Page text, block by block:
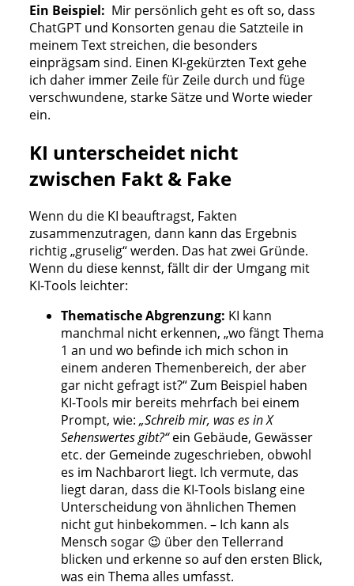
Ein Beispiel: Mir persönlich geht es oft so, dass
ChatGPT und Konsorten genau die Satzteile in
meinem Text streichen, die besonders
einprägsam sind. Einen KI-gekürzten Text gehe
ich daher immer Zeile für Zeile durch und füge
verschwundene, starke Sätze und Worte wieder
ein.
KI unterscheidet nicht
zwischen Fakt & Fake
Wenn du die KI beauftragst, Fakten
zusammenzutragen, dann kann das Ergebnis
richtig „gruselig“ werden. Das hat zwei Gründe.
Wenn du diese kennst, fällt dir der Umgang mit
KI-Tools leichter:
Thematische Abgrenzung: KI kann
manchmal nicht erkennen, „wo fängt Thema
1 an und wo befinde ich mich schon in
einem anderen Themenbereich, der aber
gar nicht gefragt ist?“ Zum Beispiel haben
KI-Tools mir bereits mehrfach bei einem
Prompt, wie: „Schreib mir, was es in X
Sehenswertes gibt?“ein Gebäude, Gewässer
etc. der Gemeinde zugeschrieben, obwohl
es im Nachbarort liegt. Ich vermute, das
liegt daran, dass die KI-Tools bislang eine
Unterscheidung von ähnlichen Themen
nicht gut hinbekommen. – Ich kann als
Mensch sogar 😉 über den Tellerrand
blicken und erkenne so auf den ersten Blick,
was ein Thema alles umfasst.